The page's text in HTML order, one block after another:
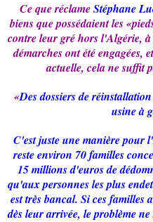
Ce que réclameStéphane
biens que possédaient les
contre leur gré hors l'Algérie,
démarches ont été engagées,
actuelle, cela ne suffit
«Des dossiers de
usine à
C'est juste une manière pour
reste environ 70 familles
15 millions d'euros de
qu'aux personnes les plus
est très bancal. Si ces familles
dès leur arrivée, le problème